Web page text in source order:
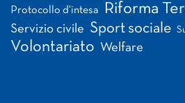
Protocollo d'intesa Riforma
Servizio civile Sport sociale
Volontariato Welfare